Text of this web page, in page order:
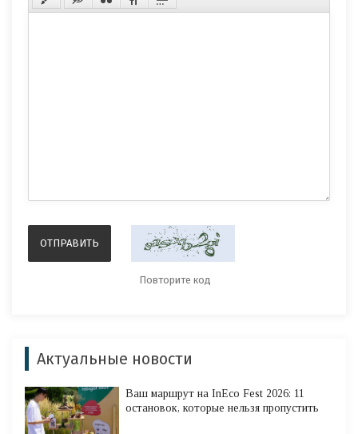
Актуальные новости
Ваш маршрут на InEco Fest 2026: 11
остановок, которые нельзя пропустить